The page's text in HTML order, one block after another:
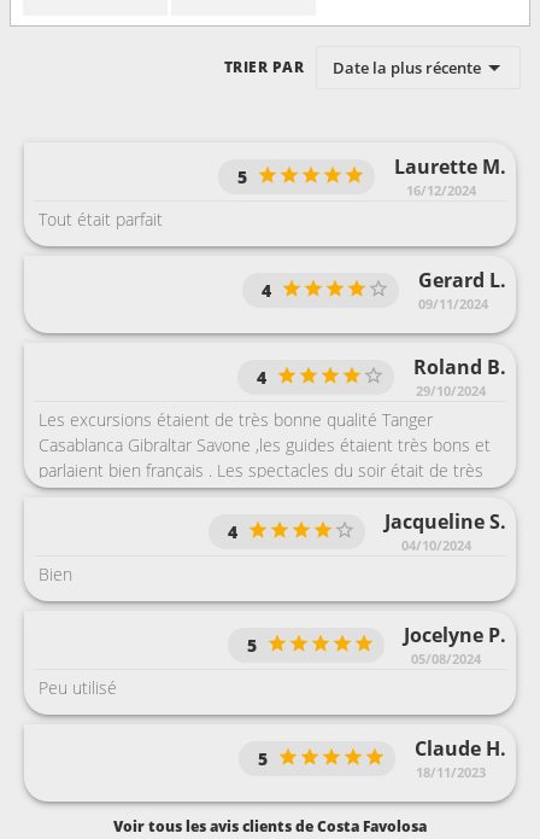
TRIER PAR Date la plus récente
Laurette M.
16/12/2024
5
Tout était parfait
Gerard L.
09/11/2024
4
Roland B.
29/10/2024
4
Les excursions étaient de très bonne qualité Tanger
Casablanca Gibraltar Savone ,les guides étaient très bons et
parlaient bien français . Les spectacles du soir était de très
bonne qualité très bons acteurs et danseurs et chanteurs .
Jacqueline S.
04/10/2024
4
Bien
Jocelyne P.
05/08/2024
5
Peu utilisé
Claude H.
18/11/2023
5
Voir tous les avis clients de Costa Favolosa